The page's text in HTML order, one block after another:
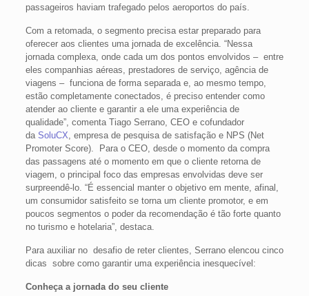
passageiros haviam trafegado pelos aeroportos do país.
Com a retomada, o segmento precisa estar preparado para
oferecer aos clientes uma jornada de excelência. “Nessa
jornada complexa, onde cada um dos pontos envolvidos – entre
eles companhias aéreas, prestadores de serviço, agência de
viagens – funciona de forma separada e, ao mesmo tempo,
estão completamente conectados, é preciso entender como
atender ao cliente e garantir a ele uma experiência de
qualidade”, comenta Tiago Serrano, CEO e cofundador
da SoluCX , empresa de pesquisa de satisfação e NPS (Net
Promoter Score). Para o CEO, desde o momento da compra
das passagens até o momento em que o cliente retorna de
viagem, o principal foco das empresas envolvidas deve ser
surpreendê-lo. “É essencial manter o objetivo em mente, afinal,
um consumidor satisfeito se torna um cliente promotor, e em
poucos segmentos o poder da recomendação é tão forte quanto
no turismo e hotelaria”, destaca.
Para auxiliar no desafio de reter clientes, Serrano elencou cinco
dicas sobre como garantir uma experiência inesquecível:
Conheça a jornada do seu cliente